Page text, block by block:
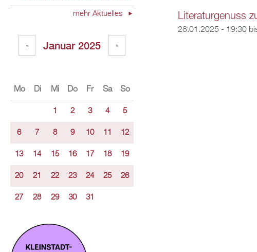
Literaturgenuss
28.01.2025 - 19:30
mehr Aktuelles
Januar 2025
« »
Mo Di Mi Do Fr Sa So
1 2 3 4 5
6 7 8 9 10 11 12
13 14 15 16 17 18 19
20 21 22 23 24 25 26
27 28 29 30 31